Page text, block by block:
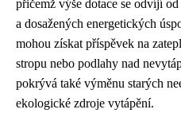
přičemž výše dotace se odvíjí
a dosažených energetických
mohou získat příspěvek na
stropu nebo podlahy nad
pokrývá také výměnu starých
ekologické zdroje vytápění.